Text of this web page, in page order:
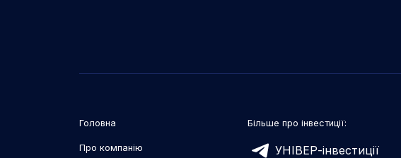
Головна
Про компанію
Більше про інвестиції:
УНІВЕР-інвестиції